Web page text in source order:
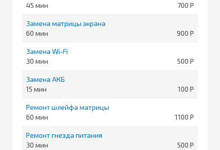
45
700
Замена матрицы экрана
60
900
Замена Wi-Fi
30
500
Замена АКБ
15
100
Ремонт шлейфа матрицы
60
1100
Ремонт гнезда питания
30
500